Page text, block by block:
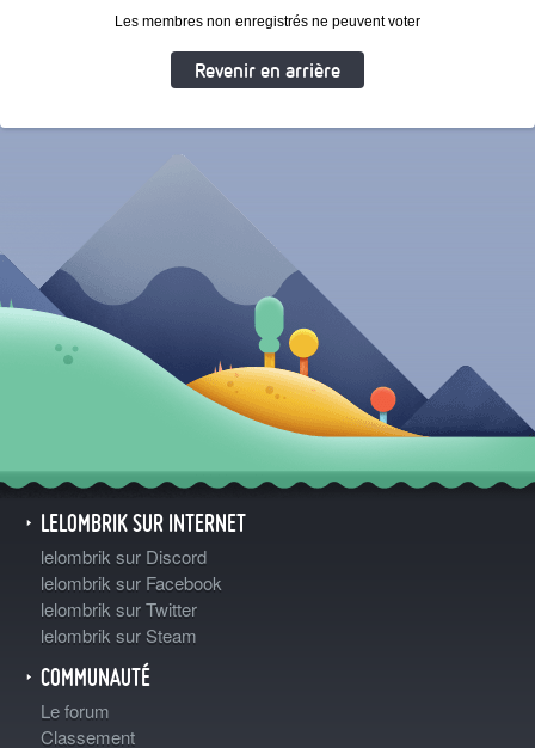
Les membres non enregistrés ne peuvent voter
Revenir en arrière
LELOMBRIK SUR INTERNET
lelombrik sur Discord
lelombrik sur Facebook
lelombrik sur Twitter
lelombrik sur Steam
COMMUNAUTÉ
Le forum
Classement